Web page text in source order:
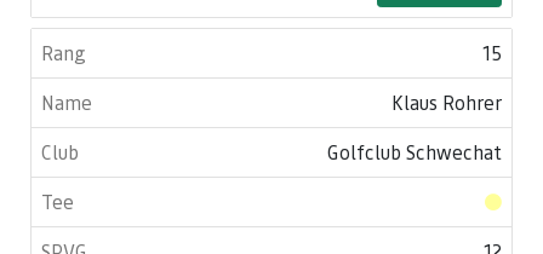
15
Klaus Rohrer
Golfclub Schwechat